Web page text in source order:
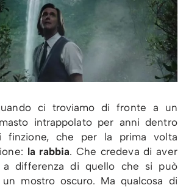
ci troviamo di fronte a un
intrappolato per anni dentro
finzione, che per la prima volta
la rabbia. Che credeva di aver
a differenza di quello che si può
mostro oscuro. Ma qualcosa di